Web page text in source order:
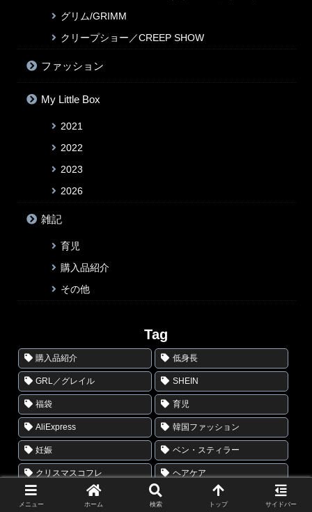
グリム/GRIMM
クリープショー／CREEP SHOW
ファッション
My Little Box
2021
2022
2023
2026
雑記
育児
購入品紹介
その他
Tag
購入品紹介 低身長
GRL／グレイル SHEIN
福袋 育児
AliExpress 韓国ファッション
妊娠 ベン・スティラー
クリスマスコフレ ヘアケア
ネイル ジェニファー・アニストン
メニュー ホーム 検索 トップ サイドバー